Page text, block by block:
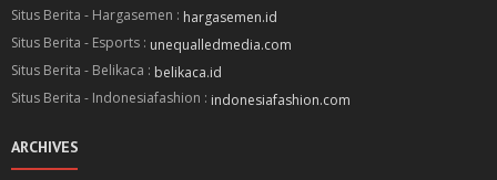
Situs Berita - Hargasemen : hargasemen.id
Situs Berita - Esports : unequalledmedia.com
Situs Berita - Belikaca : belikaca.id
Situs Berita - Indonesiafashion : indonesiafashion.com
ARCHIVES